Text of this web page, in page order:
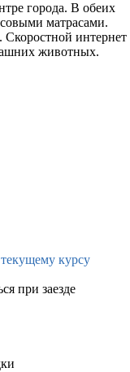
города. В обеих
матрасами.
Скоростной интернет
животных.
текущему курсу
при заезде